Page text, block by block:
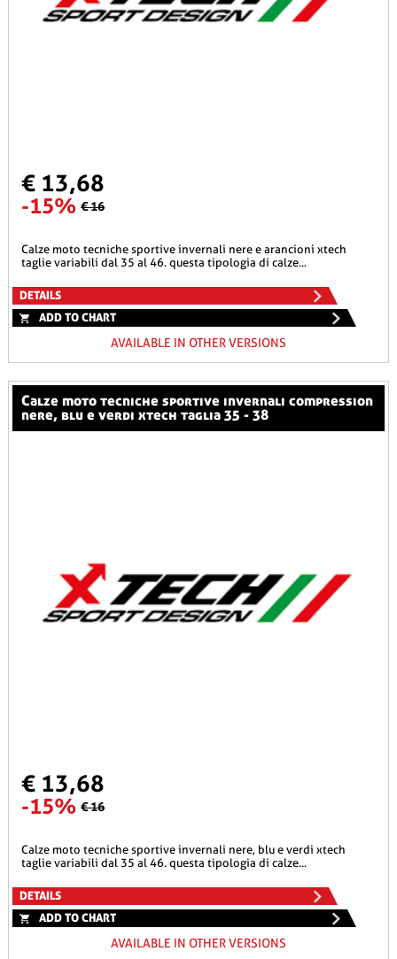
€ 13,68
-15% € 16
calze moto tecniche sportive invernali nere e arancioni xtech
taglie variabili dal 35 al 46. questa tipologia di calze...
DETAILS
ADD TO CHART
AVAILABLE IN OTHER VERSIONS
calze moto tecniche sportive invernali compression
nere, blu e verdi xtech taglia 35 - 38
€ 13,68
-15% € 16
calze moto tecniche sportive invernali nere, blu e verdi xtech
taglie variabili dal 35 al 46. questa tipologia di calze...
DETAILS
ADD TO CHART
AVAILABLE IN OTHER VERSIONS